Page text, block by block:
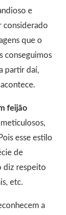
e
considerado
que o
conseguimos
partir daí,
feijão
esse estilo
de
diz respeito
etc.
a